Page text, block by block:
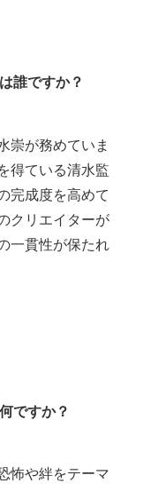
誰ですか？
崇が務めていま
得ている清水監
完成度を高めて
クリエイターが
一貫性が保たれ
ですか？
怖や絆をテーマ